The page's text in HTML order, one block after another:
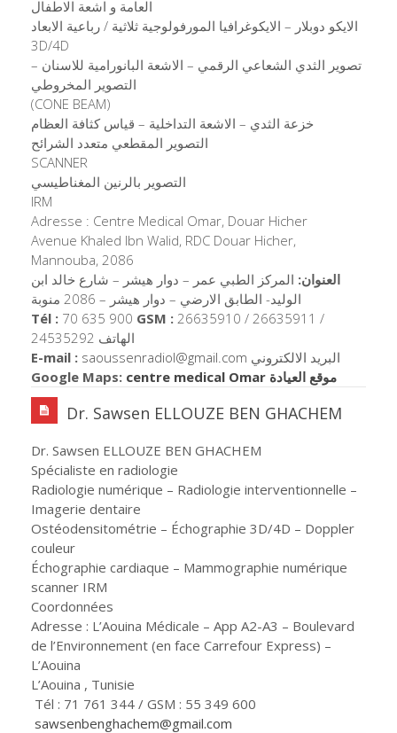
العامة و اشعة الاطفال
الايكو دوبلار – الايكوغرافيا المورفولوجية ثلاثية / رباعية الابعاد
3D/4D
تصوير الثدي الشعاعي الرقمي – الاشعة البانورامية للاسنان –
التصوير المخروطي
(CONE BEAM)
خزعة الثدي – الاشعة التداخلية – قياس كثافة العظام
التصوير المقطعي متعدد الشرائح
SCANNER
التصوير بالرنين المغناطيسي
IRM
Adresse : Centre Medical Omar, Douar Hicher
Avenue Khaled Ibn Walid, RDC Douar Hicher,
Mannouba, 2086
العنوان: المركز الطبي عمر – دوار هيشر – شارع خالد ابن
الوليد- الطابق الارضي – دوار هيشر – 2086 منوبة
Tél : 70 635 900 GSM : 26635910 / 26635911 /
24535292 الهاتف
E-mail : saoussenradiol@gmail.com البريد الالكتروني
Google Maps:
centre medical Omar موقع العيادة
Dr. Sawsen ELLOUZE BEN GHACHEM
Dr. Sawsen ELLOUZE BEN GHACHEM
Spécialiste en radiologie
Radiologie numérique – Radiologie interventionnelle –
Imagerie dentaire
Ostéodensitométrie – Échographie 3D/4D – Doppler
couleur
Échographie cardiaque – Mammographie numérique
scanner IRM
Coordonnées
Adresse : L’Aouina Médicale – App A2-A3 – Boulevard
de l’Environnement (en face Carrefour Express) –
L’Aouina
L’Aouina , Tunisie
Tél : 71 761 344 / GSM : 55 349 600
sawsenbenghachem@gmail.com